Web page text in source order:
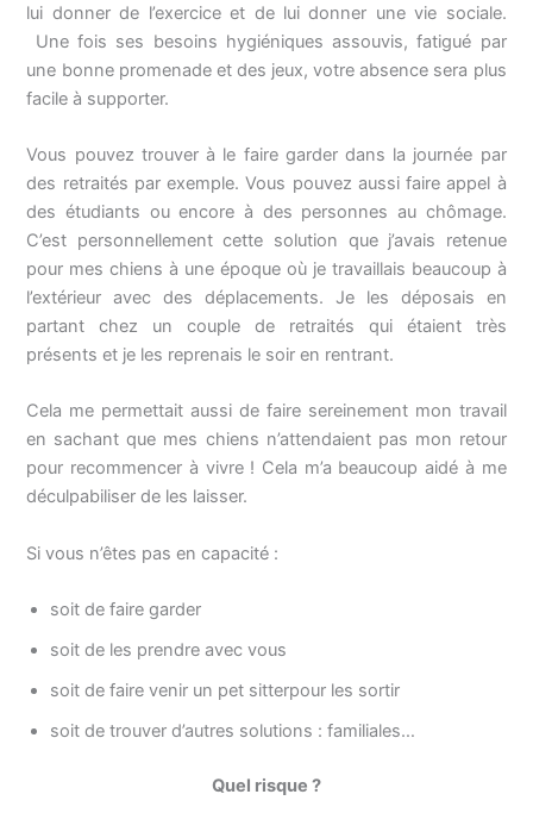
lui donner de l’exercice et de lui donner une vie sociale.
Une fois ses besoins hygiéniques assouvis, fatigué par
une bonne promenade et des jeux, votre absence sera plus
facile à supporter.
Vous pouvez trouver à le faire garder dans la journée par
des retraités par exemple. Vous pouvez aussi faire appel à
des étudiants ou encore à des personnes au chômage.
C’est personnellement cette solution que j’avais retenue
pour mes chiens à une époque où je travaillais beaucoup à
l’extérieur avec des déplacements. Je les déposais en
partant chez un couple de retraités qui étaient très
présents et je les reprenais le soir en rentrant.
Cela me permettait aussi de faire sereinement mon travail
en sachant que mes chiens n’attendaient pas mon retour
pour recommencer à vivre ! Cela m’a beaucoup aidé à me
déculpabiliser de les laisser.
Si vous n’êtes pas en capacité :
soit de faire garder
soit de les prendre avec vous
soit de faire venir un pet sitterpour les sortir
soit de trouver d’autres solutions : familiales…
Quel risque ?